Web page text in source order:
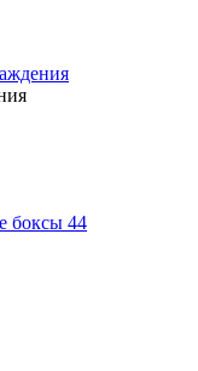
боксы 44